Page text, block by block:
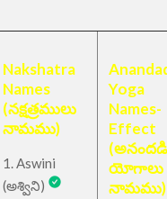
Nakshatra
Names
(నక్షత్రములు
నామము)
1. Aswini
(అశ్విని)
Yoga
Names-
Effect
(అనందడి
యోగాలు
నామము)